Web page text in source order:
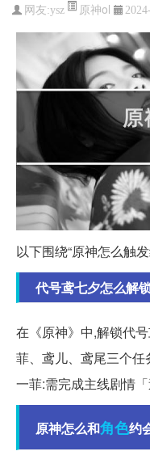
网友:ysz 原神ol
以下围绕“原神怎么触
代号鸢七夕怎么解
在《原神》中,解锁代
菲、鸢儿、鸢尾三个
一菲:需完成主线剧情
原神怎么和角色约